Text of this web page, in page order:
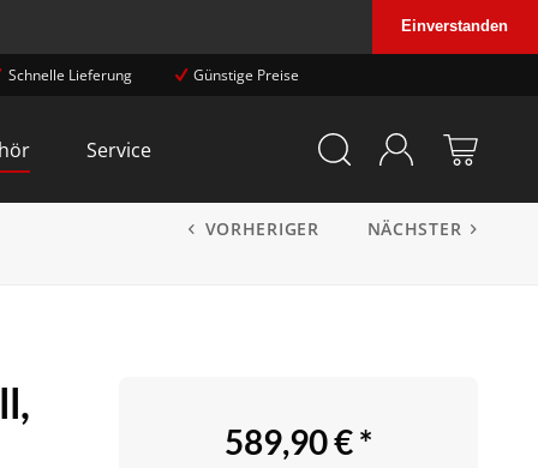
Einverstanden
Schnelle Lieferung Günstige Preise
Service
VORHERIGER NÄCHSTER
589,90 € *